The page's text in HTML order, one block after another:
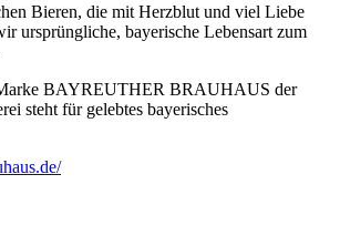
Bieren, die mit Herzblut und viel Liebe
ursprüngliche, bayerische Lebensart zum
BAYREUTHER BRAUHAUS der
steht für gelebtes bayerisches